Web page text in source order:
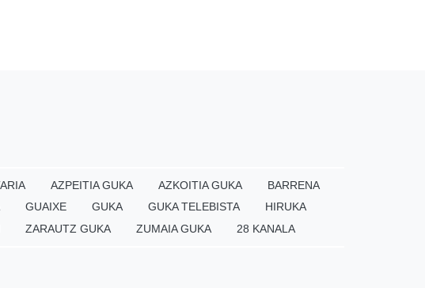
AZPEITIA GUKA AZKOITIA GUKA
BARRENA
GUAIXE GUKA GUKA TELEBISTA
HIRUKA
ZARAUTZ GUKA ZUMAIA GUKA 28 KANALA